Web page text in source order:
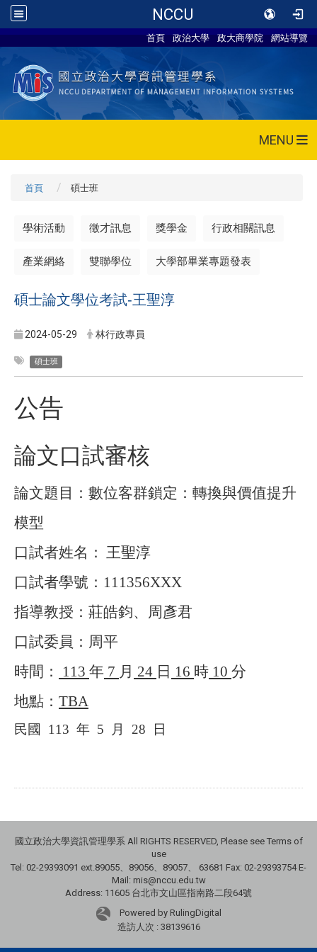
NCCU
首頁 政治大學 政大商學院 網站導覽
MENU
首頁 碩士班
學術活動 徵才訊息 獎學金 行政相關訊息
產業網絡 雙聯學位 大學部畢業專題發表
碩士論文學位考試-王聖淳
2024-05-29 林行政專員
碩士班
公告
論文口試審核
論文題目：數位客群鎖定：轉換與價值提升
模型
口試者姓名： 王聖淳
口試者學號： 111356XXX
指導教授：莊皓鈞、周彥君
口試委員：周平
時間：
113 年 7 月 24 日 16 時 10 分
地點： TBA
民國 113 年 5 月 28 日
國立政治大學資訊管理學系 All RIGHTS RESERVED, Please see Terms of
use
Tel: 02-29393091 ext.89055、89056、89057、
63681 Fax: 02-29393754 E-
Mail: mis@nccu.edu.tw
Address: 11605 台北市文山區指南路二段64號
Powered by RulingDigital
造訪人次 : 38139616